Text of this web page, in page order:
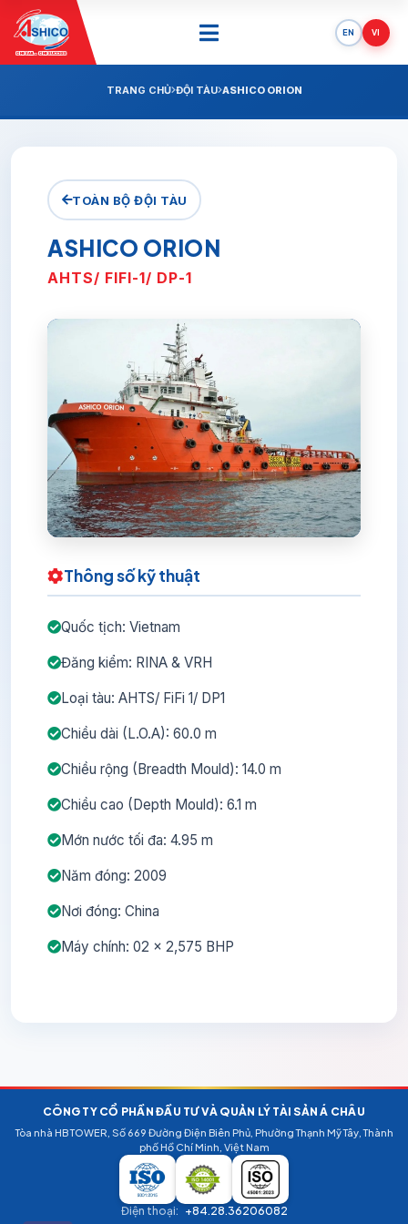
ONE SAIL - ONE SUCCESS
EN VI
TRANG CHỦ ĐỘI TÀU ASHICO ORION
TOÀN BỘ ĐỘI TÀU
ASHICO ORION
AHTS/ FIFI-1/ DP-1
Thông số kỹ thuật
Quốc tịch: Vietnam
Đăng kiểm: RINA & VRH
Loại tàu: AHTS/ FiFi 1/ DP1
Chiều dài (L.O.A): 60.0 m
Chiều rộng (Breadth Mould): 14.0 m
Chiều cao (Depth Mould): 6.1 m
Mớn nước tối đa: 4.95 m
Năm đóng: 2009
Nơi đóng: China
Máy chính: 02 x 2,575 BHP
CÔNG TY CỔ PHẦN ĐẦU TƯ VÀ QUẢN LÝ TÀI SẢN Á CHÂU
Tòa nhà HB TOWER, Số 669 Đường Điện Biên Phủ, Phường Thạnh Mỹ Tây, Thành
phố Hồ Chí Minh, Việt Nam
Điện thoại: +84.28.36206082